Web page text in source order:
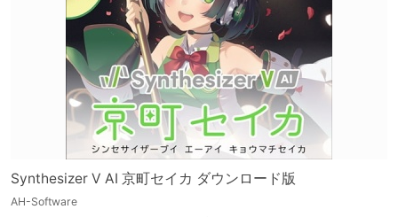
Synthesizer V AI 京町セイカ ダウンロード版
AH-Software